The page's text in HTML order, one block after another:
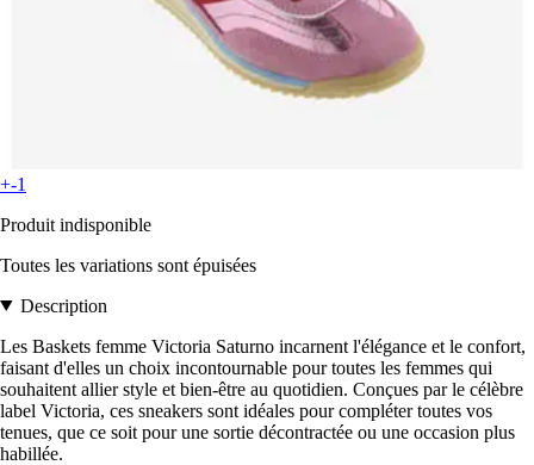
+-1
Produit indisponible
Toutes les variations sont épuisées
Description
Les Baskets femme Victoria Saturno incarnent l'élégance et le confort,
faisant d'elles un choix incontournable pour toutes les femmes qui
souhaitent allier style et bien-être au quotidien. Conçues par le célèbre
label Victoria, ces sneakers sont idéales pour compléter toutes vos
tenues, que ce soit pour une sortie décontractée ou une occasion plus
habillée.